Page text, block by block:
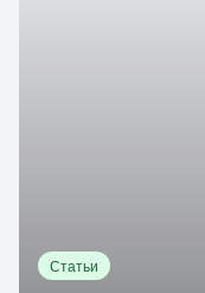
Статьи